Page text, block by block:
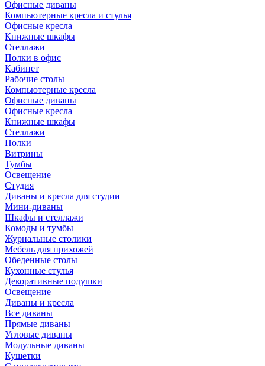
Офисные диваны
Компьютерные кресла и стулья
Офисные кресла
Книжные шкафы
Стеллажи
Полки в офис
Кабинет
Рабочие столы
Компьютерные кресла
Офисные диваны
Офисные кресла
Книжные шкафы
Стеллажи
Полки
Витрины
Тумбы
Освещение
Студия
Диваны и кресла для студии
Мини-диваны
Шкафы и стеллажи
Комоды и тумбы
Журнальные столики
Мебель для прихожей
Обеденные столы
Кухонные стулья
Декоративные подушки
Освещение
Диваны и кресла
Все диваны
Прямые диваны
Угловые диваны
Модульные диваны
Кушетки